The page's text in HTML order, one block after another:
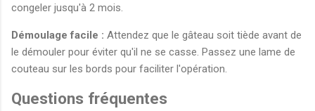
congeler jusqu'à 2 mois.
Démoulage facile : Attendez que le gâteau soit tiède avant de
le démouler pour éviter qu'il ne se casse. Passez une lame de
couteau sur les bords pour faciliter l'opération.
Questions fréquentes